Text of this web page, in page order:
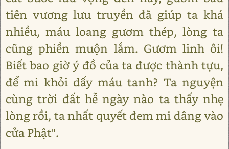
tiên vương lưu truyền đã giúp ta khá
nhiều, máu loang gươm thép, lòng ta
cũng phiền muộn lắm. Gươm linh ôi!
Biết bao giờ ý đồ của ta được thành tựu,
để mi khỏi dấy máu tanh? Ta nguyện
cùng trời đất hễ ngày nào ta thấy nhẹ
lòng rồi, ta nhất quyết đem mi dâng vào
cửa Phật".